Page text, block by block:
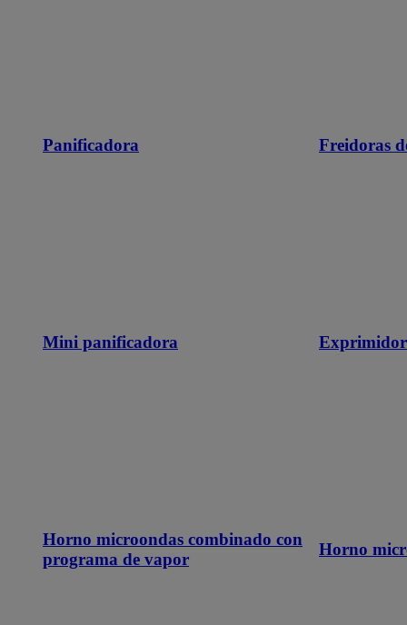
Panificadora Freidoras
Mini panificadora
Horno microondas combinado con
programa de vapor
Horno